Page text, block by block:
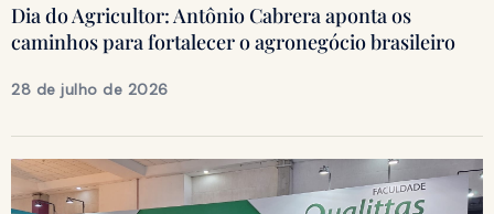
Dia do Agricultor: Antônio Cabrera aponta os
caminhos para fortalecer o agronegócio brasileiro
28 de julho de 2026